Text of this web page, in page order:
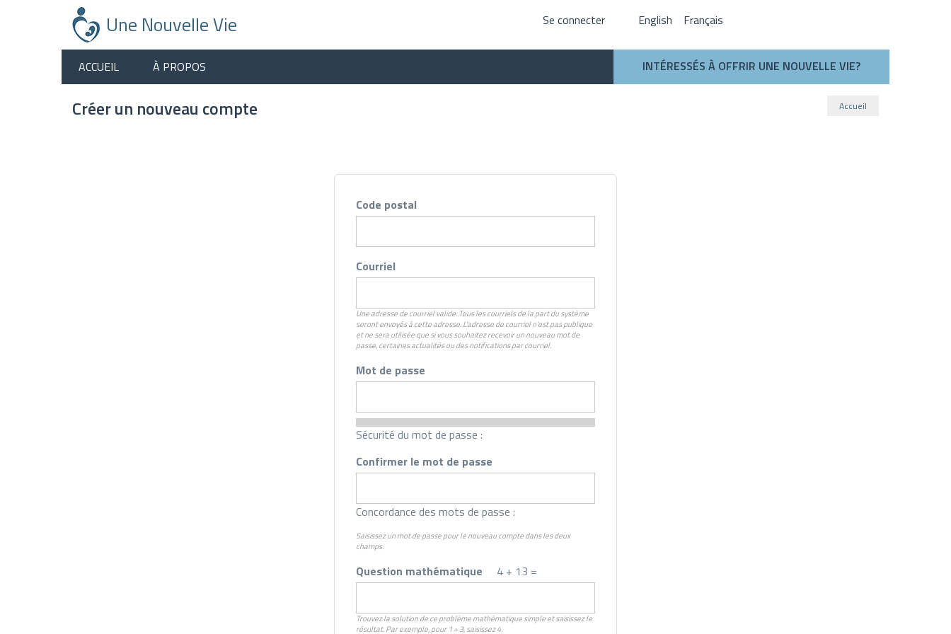
Une Nouvelle Vie Se connecter English Français
ACCUEIL À PROPOS INTÉRESSÉS À OFFRIR UNE NOUVELLE VIE?
Créer un nouveau compte Accueil
Code postal
Courriel
Une adresse de courriel valide. Tous les courriels de la part du système
seront envoyés à cette adresse. L'adresse de courriel n'est pas publique
et ne sera utilisée que si vous souhaitez recevoir un nouveau mot de
passe, certaines actualités ou des notifications par courriel.
Mot de passe
Sécurité du mot de passe :
Confirmer le mot de passe
Concordance des mots de passe :
Saisissez un mot de passe pour le nouveau compte dans les deux
champs.
Question mathématique 4 + 13 =
Trouvez la solution de ce problème mathématique simple et saisissez le
résultat. Par exemple, pour 1 + 3, saisissez 4.